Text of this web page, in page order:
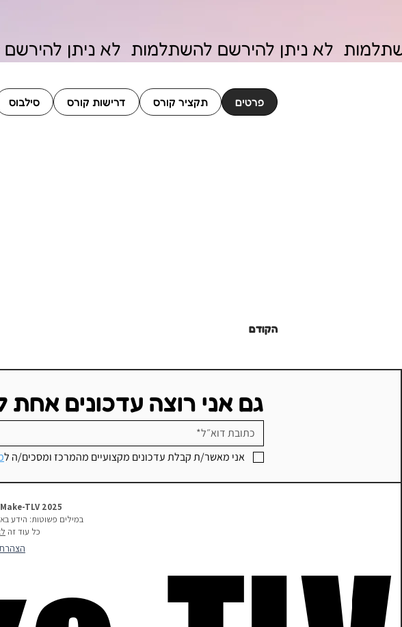
פרטים תקציר קורס דרישות קורס סילבוס
הקודם
גם אני רוצה עדכונים אחת
אני מאשר/ת קבלת עדכונים מקצועיים מהמרכז ומסכים/ה ל
במילים פשוטות: הידע
כל עוד זה